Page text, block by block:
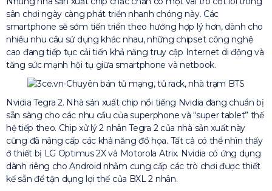
sân chơi ngày càng phát triển nhanh chóng này. Các
smartphone sẽ sớm tiến triển theo hướng hợp lý hơn, dành cho
nhiều nhu cầu sử dụng khác nhau, những chipset công nghệ
cao đang tiếp tục cải tiến khả năng truy cập Internet di động và
tăng sức mạnh hội tụ giữa smartphone và netbook.
Nvidia Tegra 2. Nhà sản xuất chip nổi tiếng Nvidia đang chuẩn bị
sẵn sàng cho các nhu cầu của superphone và “super tablet” thế
hệ tiếp theo. Chip xử lý 2 nhân Tegra 2 của nhà sản xuất này
cũng đã nâng cấp các khả năng đồ họa. Tất cả có thể nhìn thấy
ở thiết bị LG Optimus 2X và Motorola Atrix. Nvidia có ứng dụng
dành riêng cho Android nhằm cung cấp các trò chơi được thiết
kế sẵn để tận dụng lợi thế của BXL 2 nhân.